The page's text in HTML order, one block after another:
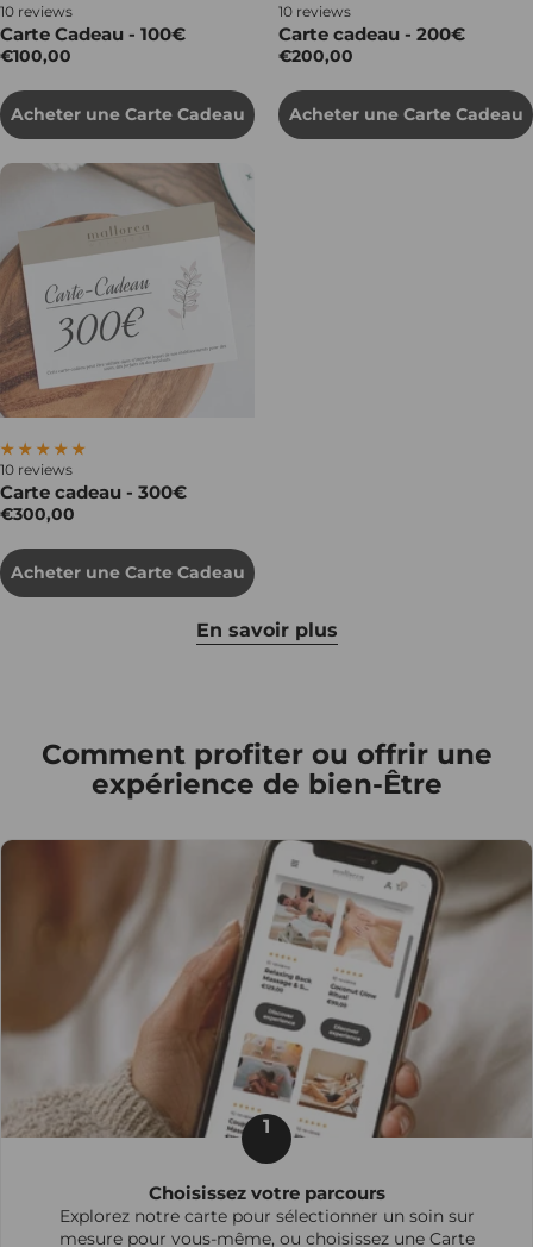
10 reviews
Carte Cadeau - 100€
€100,00
Acheter une Carte Cadeau
10 reviews
Carte cadeau - 200€
€200,00
Acheter une Carte Cadeau
10 reviews
Carte cadeau - 300€
€300,00
Acheter une Carte Cadeau
En savoir plus
Comment profiter ou offrir une
expérience de bien-Être
1
Choisissez votre parcours
Explorez notre carte pour sélectionner un soin sur
mesure pour vous-même, ou choisissez une Carte